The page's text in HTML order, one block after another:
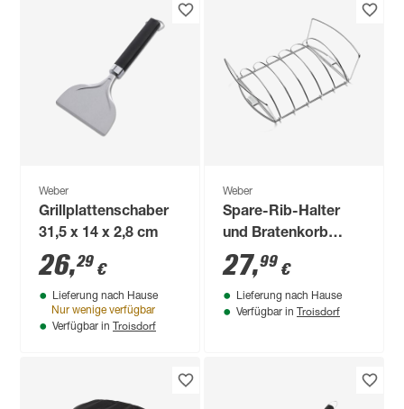
Weber
Grillplattenschaber
31,5 x 14 x 2,8 cm
26,29 €
Lieferung nach Hause
Nur wenige verfügbar
Verfügbar in Troisdorf
Weber
Spare-Rib-Halter
und Bratenkorb
'Premium' 43,4 x
26,6 x 11,1 cm
27,99 €
Lieferung nach Hause
Verfügbar in Troisdorf